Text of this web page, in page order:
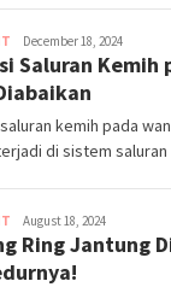
Ester
Sondang
December 18, 2024
Saluran Kemih
kemih pada
di sistem saluran
ParentSquads
August 18, 2024
Ring Jantung